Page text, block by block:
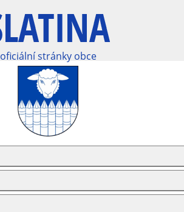
oficiální stránky obce